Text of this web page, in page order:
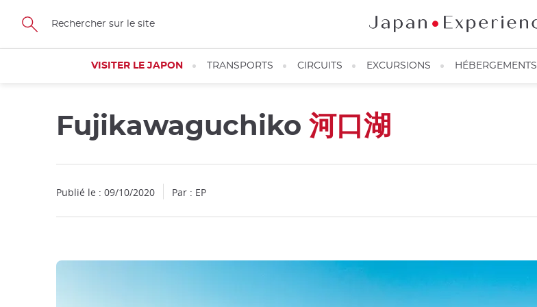
Skip
main
VISITER LE JAPON TRANSPORTS CIRCUITS EXCURSIONS HÉBERGEMENTS
Fujikawaguchiko 河口湖
Publié le : 09/10/2020 Par : EP